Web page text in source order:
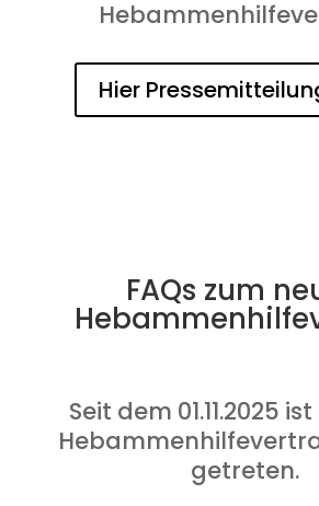
Hier
FAQs zum
Seit dem 01.11.2025
getreten.